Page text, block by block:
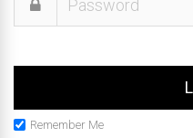
Remember Me